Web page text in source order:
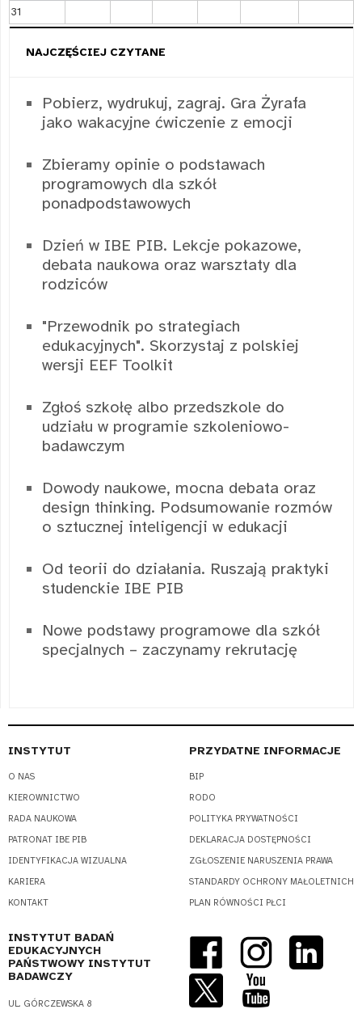
31
NAJCZĘŚCIEJ CZYTANE
Pobierz, wydrukuj, zagraj. Gra Żyrafa
jako wakacyjne ćwiczenie z emocji
Zbieramy opinie o podstawach
programowych dla szkół
ponadpodstawowych
Dzień w IBE PIB. Lekcje pokazowe,
debata naukowa oraz warsztaty dla
rodziców
"Przewodnik po strategiach
edukacyjnych". Skorzystaj z polskiej
wersji EEF Toolkit
Zgłoś szkołę albo przedszkole do
udziału w programie szkoleniowo-
badawczym
Dowody naukowe, mocna debata oraz
design thinking. Podsumowanie rozmów
o sztucznej inteligencji w edukacji
Od teorii do działania. Ruszają praktyki
studenckie IBE PIB
Nowe podstawy programowe dla szkół
specjalnych – zaczynamy rekrutację
INSTYTUT
O NAS
KIEROWNICTWO
RADA NAUKOWA
PATRONAT IBE PIB
IDENTYFIKACJA WIZUALNA
KARIERA
KONTAKT
PRZYDATNE INFORMACJE
BIP
RODO
POLITYKA PRYWATNOŚCI
DEKLARACJA DOSTĘPNOŚCI
ZGŁOSZENIE NARUSZENIA PRAWA
STANDARDY OCHRONY MAŁOLETNICH
PLAN RÓWNOŚCI PŁCI
INSTYTUT BADAŃ
EDUKACYJNYCH
PAŃSTWOWY INSTYTUT
BADAWCZY
UL. GÓRCZEWSKA 8